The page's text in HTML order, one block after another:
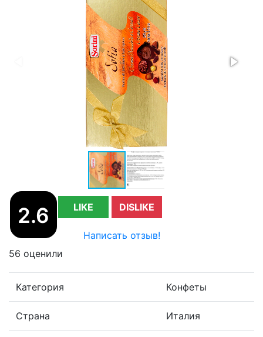
2.6 LIKE DISLIKE
Написать отзыв!
56 оценили
Категория Конфеты
Страна Италия